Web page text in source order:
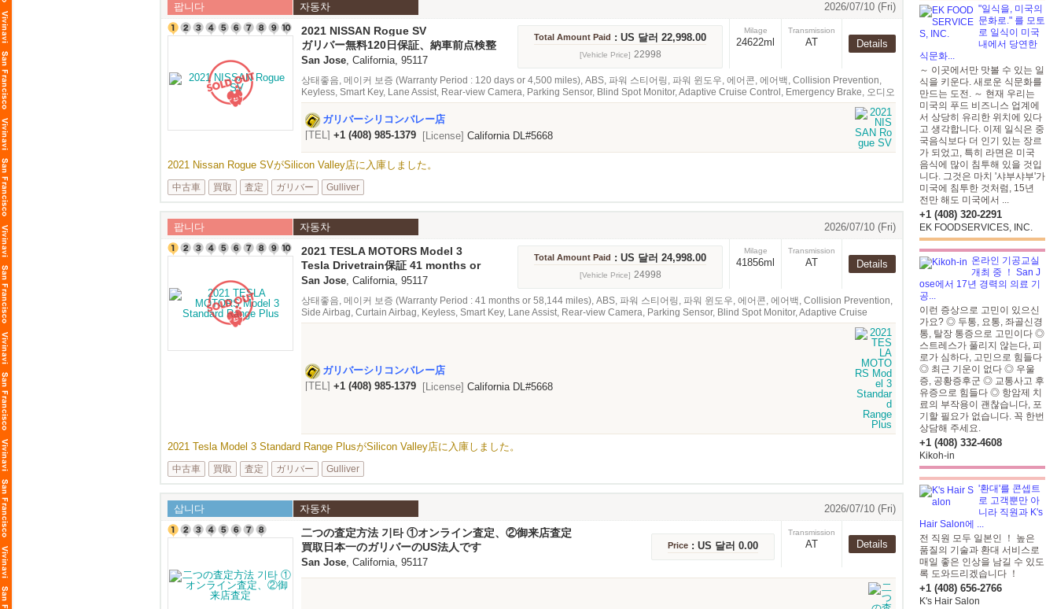
팝니다 자동차 2026/07/10 (Fri)
2021 NISSAN Rogue SV
ガリバー無料120日保証、納車前点検整
備
San Jose, California, 95117
Total Amount Paid : US 달러 22,998.00
[Vehicle Price] 22998
Milage
24622ml
Transmission
AT Details
상태좋음, 메이커 보증 (Warranty Period : 120 days or 4,500 miles), ABS, 파워 스티어링, 파워 윈도우, 에어콘, 에어백, Collision Prevention,
Keyless, Smart Key, Lane Assist, Rear-view Camera, Parking Sensor, Blind Spot Monitor, Adaptive Cruise Control, Emergency Brake, 오디오
ガリバーシリコンバレー店
[TEL] +1 (408) 985-1379 [License] California DL#5668
2021 Nissan Rogue SVがSilicon Valley店に入庫しました。
中古車 買取 査定 ガリバー Gulliver
팝니다 자동차 2026/07/10 (Fri)
2021 TESLA MOTORS Model 3
Standard Range Plus
Tesla Drivetrain保証 41 months or
58,144 miles
San Jose, California, 95117
Total Amount Paid : US 달러 24,998.00
[Vehicle Price] 24998
Milage
41856ml
Transmission
AT Details
상태좋음, 메이커 보증 (Warranty Period : 41 months or 58,144 miles), ABS, 파워 스티어링, 파워 윈도우, 에어콘, 에어백, Collision Prevention,
Side Airbag, Curtain Airbag, Keyless, Smart Key, Lane Assist, Rear-view Camera, Parking Sensor, Blind Spot Monitor, Adaptive Cruise
Control, Emergency Brake, 오디오, 내비게이션, 선루프, 가죽내장
ガリバーシリコンバレー店
[TEL] +1 (408) 985-1379 [License] California DL#5668
2021 Tesla Model 3 Standard Range PlusがSilicon Valley店に入庫しました。
中古車 買取 査定 ガリバー Gulliver
삽니다 자동차 2026/07/10 (Fri)
二つの査定方法 기타 ①オンライン査定、②御来店査定
買取日本一のガリバーのUS法人です
San Jose, California, 95117
Price : US 달러 0.00
Transmission
AT Details
"일식을, 미국의
문화로." 를 모토
로 일식이 미국
내에서 당연한
식문화...
～ 이곳에서만 맛볼 수 있는 일
식을 키운다. 새로운 식문화를
만드는 도전. ～ 현재 우리는
미국의 푸드 비즈니스 업계에
서 상당히 유리한 위치에 있다
고 생각합니다. 이제 일식은 중
국음식보다 더 인기 있는 장르
가 되었고, 특히 라면은 미국
음식에 많이 침투해 있을 것입
니다. 그것은 마치 '샤부샤부'가
미국에 침투한 것처럼, 15년
전만 해도 미국에서 ...
+1 (408) 320-2291
EK FOODSERVICES, INC.
온라인 기공교실
개최 중 ！ San J
ose에서 17년 경력의 의료 기
공...
이런 증상으로 고민이 있으신
가요? ◎ 두통, 요통, 좌골신경
통, 탈장 통증으로 고민이다 ◎
스트레스가 풀리지 않는다, 피
로가 심하다, 고민으로 힘들다
◎ 최근 기운이 없다 ◎ 우울
증, 공황증후군 ◎ 교통사고 후
유증으로 힘들다 ◎ 항암제 치
료의 부작용이 괜찮습니다, 포
기할 필요가 없습니다. 꼭 한번
상담해 주세요.
+1 (408) 332-4608
Kikoh-in
'환대'를 콘셉트
로 고객뿐만 아
니라 직원과 K's
Hair Salon에 ...
전 직원 모두 일본인 ！ 높은
품질의 기술과 환대 서비스로
매일 좋은 인상을 남길 수 있도
록 도와드리겠습니다 ！
+1 (408) 656-2766
K's Hair Salon